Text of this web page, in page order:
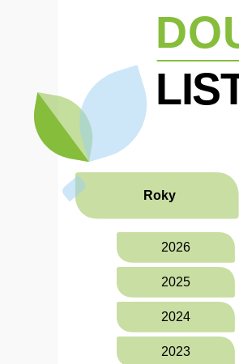
Roky
2026
2025
2024
2023